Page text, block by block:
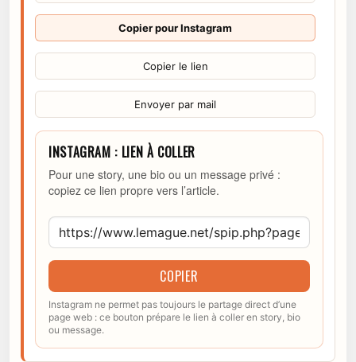
Copier pour Instagram
Copier le lien
Envoyer par mail
INSTAGRAM : LIEN À COLLER
Pour une story, une bio ou un message privé :
copiez ce lien propre vers l’article.
COPIER
Instagram ne permet pas toujours le partage direct d’une
page web : ce bouton prépare le lien à coller en story, bio
ou message.